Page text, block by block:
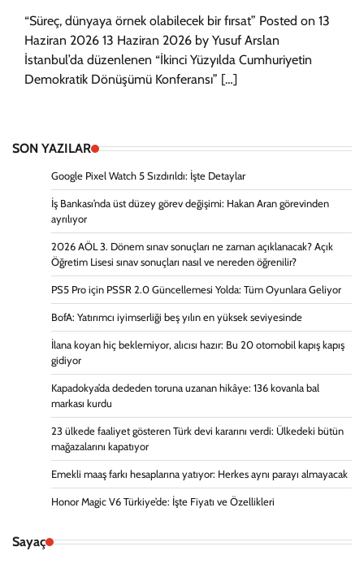
“Süreç, dünyaya örnek olabilecek bir fırsat” Posted on 13
Haziran 2026 13 Haziran 2026 by Yusuf Arslan
İstanbul’da düzenlenen “İkinci Yüzyılda Cumhuriyetin
Demokratik Dönüşümü Konferansı” […]
SON YAZILAR
Google Pixel Watch 5 Sızdırıldı: İşte Detaylar
İş Bankası’nda üst düzey görev değişimi: Hakan Aran görevinden
ayrılıyor
2026 AÖL 3. Dönem sınav sonuçları ne zaman açıklanacak? Açık
Öğretim Lisesi sınav sonuçları nasıl ve nereden öğrenilir?
PS5 Pro için PSSR 2.0 Güncellemesi Yolda: Tüm Oyunlara Geliyor
BofA: Yatırımcı iyimserliği beş yılın en yüksek seviyesinde
İlana koyan hiç beklemiyor, alıcısı hazır: Bu 20 otomobil kapış kapış
gidiyor
Kapadokya’da dededen toruna uzanan hikâye: 136 kovanla bal
markası kurdu
23 ülkede faaliyet gösteren Türk devi kararını verdi: Ülkedeki bütün
mağazalarını kapatıyor
Emekli maaş farkı hesaplarına yatıyor: Herkes aynı parayı almayacak
Honor Magic V6 Türkiye’de: İşte Fiyatı ve Özellikleri
Sayaç